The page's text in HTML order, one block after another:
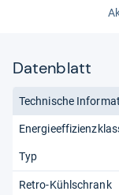
Datenblatt
Technische
Typ
Retro-Kühlschrank